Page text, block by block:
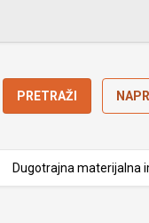
PRETRAŽI
Dugotrajna materijalna